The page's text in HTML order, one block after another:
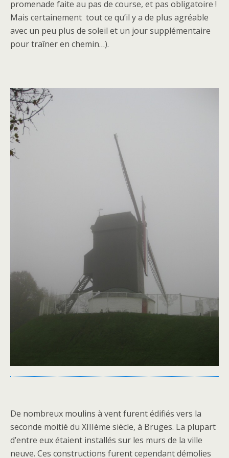
promenade faite au pas de course, et pas obligatoire !
Mais certainement tout ce qu’il y a de plus agréable
avec un peu plus de soleil et un jour supplémentaire
pour traîner en chemin…).
De nombreux moulins à vent furent édifiés vers la
seconde moitié du XIIIème siècle, à Bruges. La plupart
d’entre eux étaient installés sur les murs de la ville
neuve. Ces constructions furent cependant démolies